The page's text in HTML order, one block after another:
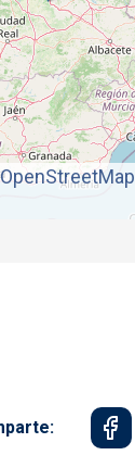
OpenStreetMap